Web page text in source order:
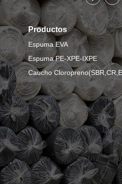
Productos
Espuma EVA
Espuma PE-XPE-IXPE
Caucho